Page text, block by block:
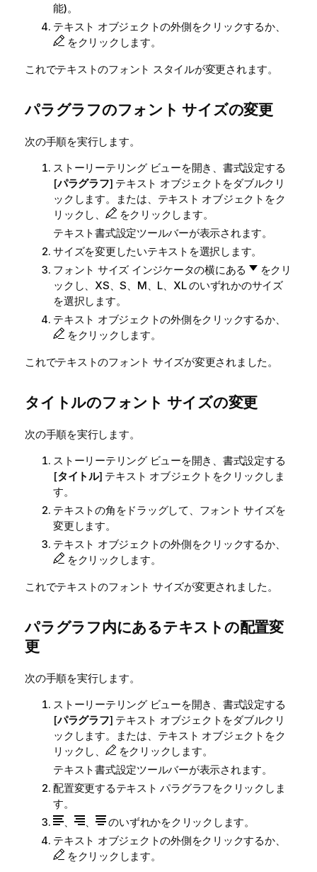
能)。
テキスト オブジェクトの外側をクリックするか、
をクリックします。
これでテキストのフォント スタイルが変更されます。
パラグラフのフォント サイズの変更
次の手順を実行します。
ストーリーテリング ビューを開き、書式設定する
[パラグラフ] テキスト オブジェクトをダブルクリ
ックします。または、テキスト オブジェクトをク
リックし、
をクリックします。
テキスト書式設定ツールバーが表示されます。
サイズを変更したいテキストを選択します。
フォント サイズ インジケータの横にある
をクリ
ックし、XS、S、M、L、XL のいずれかのサイズ
を選択します。
テキスト オブジェクトの外側をクリックするか、
をクリックします。
これでテキストのフォント サイズが変更されました。
タイトルのフォント サイズの変更
次の手順を実行します。
ストーリーテリング ビューを開き、書式設定する
[タイトル] テキスト オブジェクトをクリックしま
す。
テキストの角をドラッグして、フォント サイズを
変更します。
テキスト オブジェクトの外側をクリックするか、
をクリックします。
これでテキストのフォント サイズが変更されました。
パラグラフ内にあるテキストの配置変
更
次の手順を実行します。
ストーリーテリング ビューを開き、書式設定する
[パラグラフ] テキスト オブジェクトをダブルクリ
ックします。または、テキスト オブジェクトをク
リックし、
をクリックします。
テキスト書式設定ツールバーが表示されます。
配置変更するテキスト パラグラフをクリックしま
す。
、
のいずれかをクリックします。
テキスト オブジェクトの外側をクリックするか、
をクリックします。